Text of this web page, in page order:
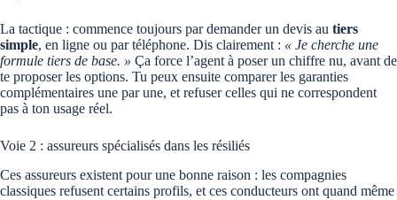
La tactique : commence toujours par demander un devis au tiers
simple, en ligne ou par téléphone. Dis clairement : « Je cherche une
formule tiers de base. » Ça force l’agent à poser un chiffre nu, avant de
te proposer les options. Tu peux ensuite comparer les garanties
complémentaires une par une, et refuser celles qui ne correspondent
pas à ton usage réel.
Voie 2 : assureurs spécialisés dans les résiliés
Ces assureurs existent pour une bonne raison : les compagnies
classiques refusent certains profils, et ces conducteurs ont quand même